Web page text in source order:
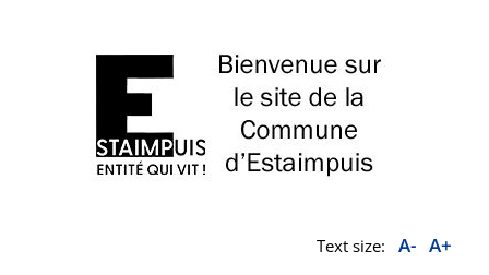
Text size: A- A+